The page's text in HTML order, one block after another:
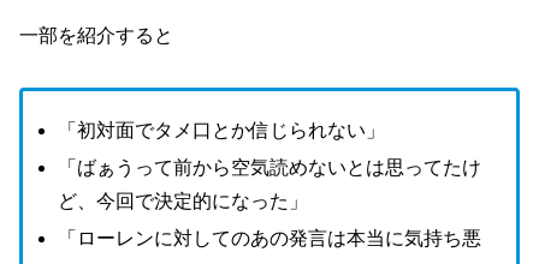
一部を紹介すると
「初対面でタメ口とか信じられない」
「ばぁうって前から空気読めないとは思ってたけ
ど、今回で決定的になった」
「ローレンに対してのあの発言は本当に気持ち悪